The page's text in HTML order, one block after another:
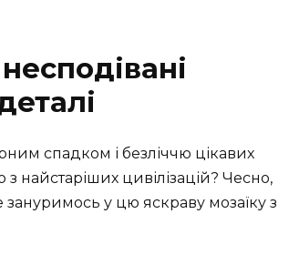
спадком і безліччю цікавих
найстаріших цивілізацій? Чесно,
у цю яскраву мозаїку з